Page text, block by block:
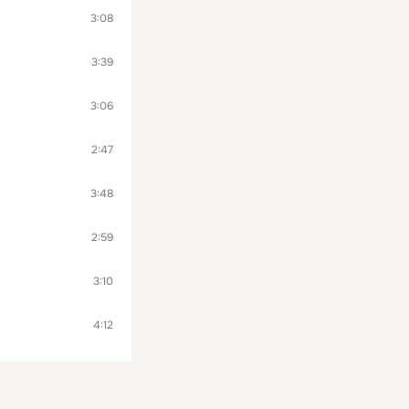
3:08
3:39
3:06
2:47
3:48
2:59
3:10
4:12